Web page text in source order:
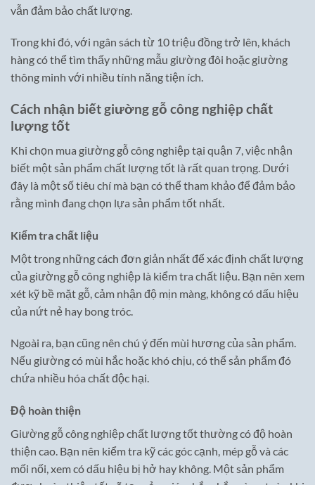
vẫn đảm bảo chất lượng.
Trong khi đó, với ngân sách từ 10 triệu đồng trở lên, khách
hàng có thể tìm thấy những mẫu giường đôi hoặc giường
thông minh với nhiều tính năng tiện ích.
Cách nhận biết giường gỗ công nghiệp chất
lượng tốt
Khi chọn mua giường gỗ công nghiệp tại quận 7, việc nhận
biết một sản phẩm chất lượng tốt là rất quan trọng. Dưới
đây là một số tiêu chí mà bạn có thể tham khảo để đảm bảo
rằng mình đang chọn lựa sản phẩm tốt nhất.
Kiểm tra chất liệu
Một trong những cách đơn giản nhất để xác định chất lượng
của giường gỗ công nghiệp là kiểm tra chất liệu. Bạn nên xem
xét kỹ bề mặt gỗ, cảm nhận độ mịn màng, không có dấu hiệu
của nứt nẻ hay bong tróc.
Ngoài ra, bạn cũng nên chú ý đến mùi hương của sản phẩm.
Nếu giường có mùi hắc hoặc khó chịu, có thể sản phẩm đó
chứa nhiều hóa chất độc hại.
Độ hoàn thiện
Giường gỗ công nghiệp chất lượng tốt thường có độ hoàn
thiện cao. Bạn nên kiểm tra kỹ các góc cạnh, mép gỗ và các
mối nối, xem có dấu hiệu bị hở hay không. Một sản phẩm